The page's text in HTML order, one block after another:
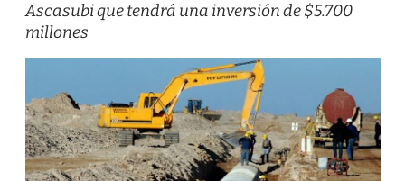
Ascasubi que tendrá una inversión de $5.700
millones